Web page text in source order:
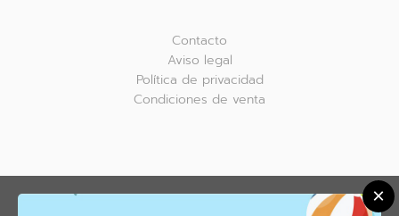
Contacto
Aviso legal
Política de privacidad
Condiciones de venta
×